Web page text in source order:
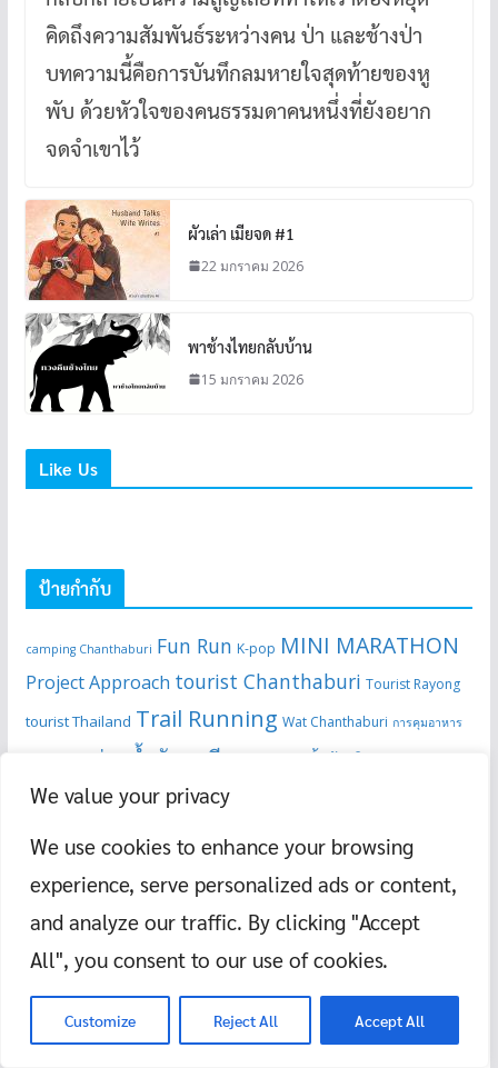
We value your privacy
We use cookies to enhance your browsing
experience, serve personalized ads or content,
and analyze our traffic. By clicking "Accept
All", you consent to our use of cookies.
Customize Reject All Accept All
คิดถึงความสัมพันธ์ระหว่างคน ป่า และช้างป่า
บทความนี้คือการบันทึกลมหายใจสุดท้ายของหู
พับ ด้วยหัวใจของคนธรรมดาคนหนึ่งที่ยังอยาก
จดจำเขาไว้
ผัวเล่า เมียจด #1
22 มกราคม 2026
พาช้างไทยกลับบ้าน
15 มกราคม 2026
Like Us
ป้ายกำกับ
camping Chanthaburi Fun Run K-pop MINI MARATHON
Project Approach tourist Chanthaburi Tourist Rayong
tourist Thailand Trail Running Wat Chanthaburi การคุมอาหาร
ครูสอนว่ายน้ำจันทบุรี ครูสอนว่ายน้ำผู้หญิง
ว่ายน้ำผู้หญิง จันทบุรี คุมอาหาร
2566 ช้างไทย ทริปสายบุญ ทะเลหมอก ที่เที่ยวจันทบุรี น้ำตกพลิ้ว
น้ำ รีวิวที่เที่ยวจันทบุรี รีวิวที่เที่ยวเมืองจันท์ รีวิววัดในจังหวัดจันทบุรี ลด
ความอ้วน ลดน้ำหนัก ลดไขมัน วัดในจันทบุรี วัดในประเทศไทย วิ่งสะสม
ระยะทาง วิ่งเทรล สอนว่ายน้ำ สอนว่ายน้ำจันทบุรี
เที่ยวจันทบุรี
เรียนว่าย
น้ำเรียนว่ายน้ำจันทบุรี